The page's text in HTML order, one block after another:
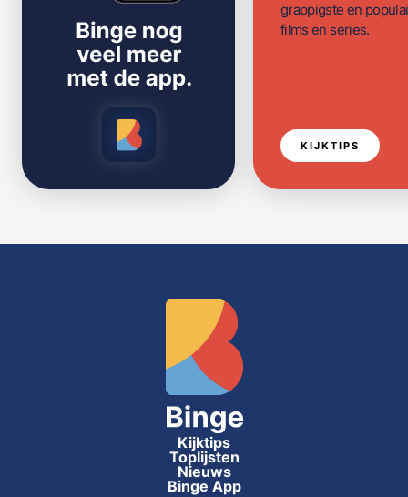
grappigste en
films en series.
KIJKTIPS
Kijktips
Toplijsten
Nieuws
Binge App